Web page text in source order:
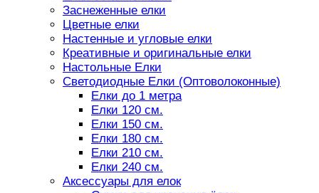
Заснеженные елки
Цветные елки
Настенные и угловые елки
Креативные и оригинальные елки
Настольные Елки
Светодиодные Елки (Оптоволоконные)
Елки до 1 метра
Елки 120 см.
Елки 150 см.
Елки 180 см.
Елки 210 см.
Елки 240 см.
Аксессуары для елок